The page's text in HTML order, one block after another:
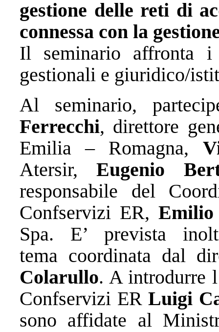
gestione delle reti di
connessa con la
Il seminario affronta i
gestionali e giuridico/
Al seminario,
Ferrecchi, direttore
Emilia – Romagna,
Atersir,Eugenio
responsabile del
Confservizi ER, Emilio
Spa. E’ prevista
tema coordinata dal
Colarullo. A introdurre
Confservizi ERLuigi
sono affidate al